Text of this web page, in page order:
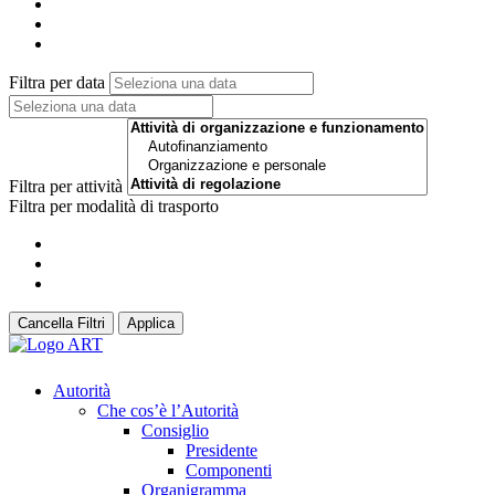
Filtra per data
Filtra per attività
Filtra per modalità di trasporto
Cancella Filtri Applica
Autorità
Che cos’è l’Autorità
Consiglio
Presidente
Componenti
Organigramma